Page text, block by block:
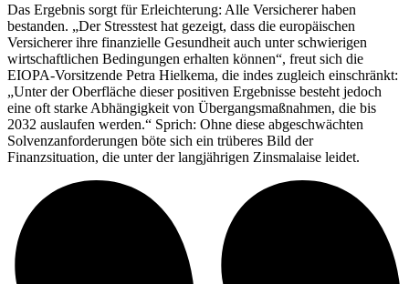
Das Ergebnis sorgt für Erleichterung: Alle Versicherer haben
bestanden. „Der Stresstest hat gezeigt, dass die europäischen
Versicherer ihre finanzielle Gesundheit auch unter schwierigen
wirtschaftlichen Bedingungen erhalten können“, freut sich die
EIOPA-Vorsitzende Petra Hielkema, die indes zugleich einschränkt:
„Unter der Oberfläche dieser positiven Ergebnisse besteht jedoch
eine oft starke Abhängigkeit von Übergangsmaßnahmen, die bis
2032 auslaufen werden.“ Sprich: Ohne diese abgeschwächten
Solvenzanforderungen böte sich ein trüberes Bild der
Finanzsituation, die unter der langjährigen Zinsmalaise leidet.